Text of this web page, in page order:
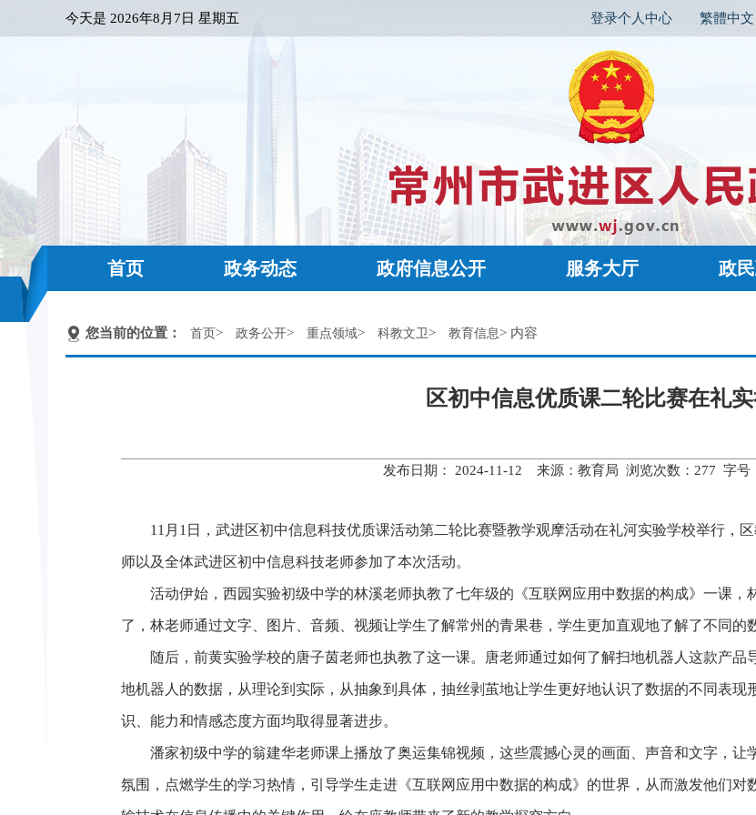
今天是 2026年8月7日 星期五 登录个人中心 繁體中文
首页 政务动态 政府信息公开 服务大厅 政
您当前的位置： 首页> 政务公开> 重点领域> 科教文卫> 教育信息> 内容
区初中信息优质课二轮比赛在礼
发布日期： 2024-11-12 来源：教育局 浏览次数： 277 字号
11月1日，武进区初中信息科技优质课活动第二轮比赛暨教学观摩活动在礼河实验学校举行，
师以及全体武进区初中信息科技老师参加了本次活动。
活动伊始，西园实验初级中学的林溪老师执教了七年级的《互联网应用中数据的构成》一课
了，林老师通过文字、图片、音频、视频让学生了解常州的青果巷，学生更加直观地了解了不同的
随后，前黄实验学校的唐子茵老师也执教了这一课。唐老师通过如何了解扫地机器人这款产
地机器人的数据，从理论到实际，从抽象到具体，抽丝剥茧地让学生更好地认识了数据的不同表
识、能力和情感态度方面均取得显著进步。
潘家初级中学的翁建华老师课上播放了奥运集锦视频，这些震撼心灵的画面、声音和文字，
氛围，点燃学生的学习热情，引导学生走进《互联网应用中数据的构成》的世界，从而激发他们